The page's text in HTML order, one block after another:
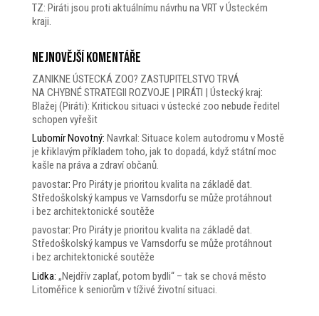
TZ: Piráti jsou proti aktuálnímu návrhu na VRT v Ústeckém
kraji.
Nejnovější komentáře
ZANIKNE ÚSTECKÁ ZOO? ZASTUPITELSTVO TRVÁ
NA CHYBNÉ STRATEGII ROZVOJE | PIRÁTI | Ústecký kraj:
Blažej (Piráti): Kritickou situaci v ústecké zoo nebude ředitel
schopen vyřešit
Lubomír Novotný: Navrkal: Situace kolem autodromu v Mostě
je křiklavým příkladem toho, jak to dopadá, když státní moc
kašle na práva a zdraví občanů.
pavostar: Pro Piráty je prioritou kvalita na základě dat.
Středoškolský kampus ve Varnsdorfu se může protáhnout
i bez architektonické soutěže
pavostar: Pro Piráty je prioritou kvalita na základě dat.
Středoškolský kampus ve Varnsdorfu se může protáhnout
i bez architektonické soutěže
Lidka: „Nejdřív zaplať, potom bydli“ – tak se chová město
Litoměřice k seniorům v tíživé životní situaci.